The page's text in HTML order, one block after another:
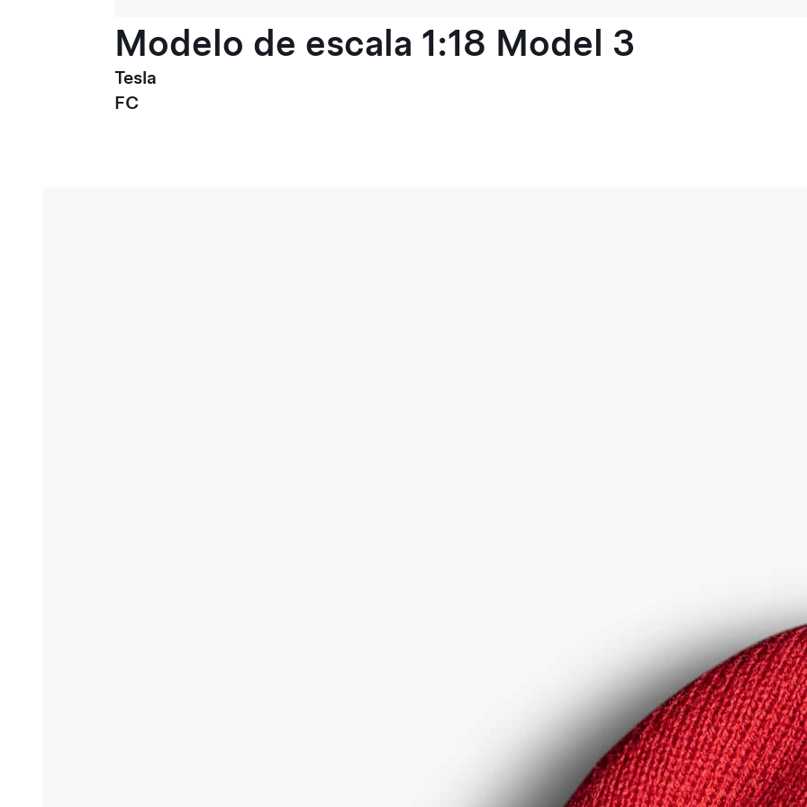
Modelo de escala 1:18 Model 3
Tesla
FC